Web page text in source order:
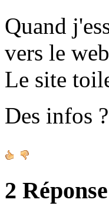
Quand
vers le
Le site
Des infos ?
2